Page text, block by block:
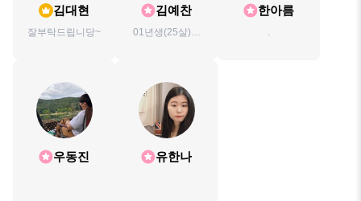
김대현
잘부탁드립니당~
김예찬
01년생(25살)입
한아름
.
우동진 유한나